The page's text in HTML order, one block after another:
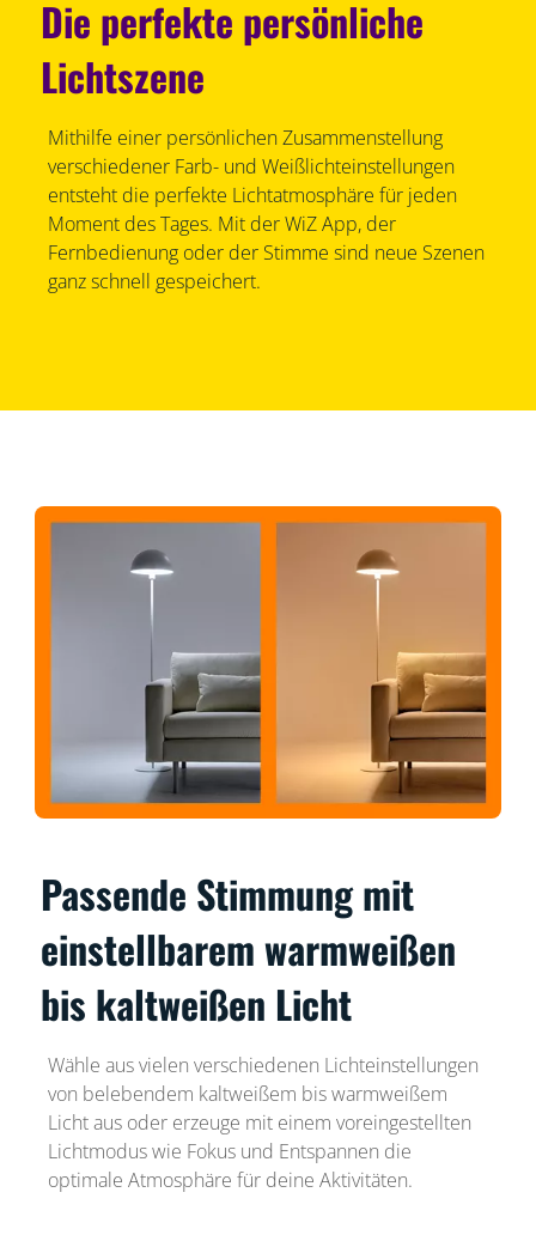
Die perfekte persönliche
Lichtszene
Mithilfe einer persönlichen Zusammenstellung
verschiedener Farb- und Weißlichteinstellungen
entsteht die perfekte Lichtatmosphäre für jeden
Moment des Tages. Mit der WiZ App, der
Fernbedienung oder der Stimme sind neue Szenen
ganz schnell gespeichert.
Passende Stimmung mit
einstellbarem warmweißen
bis kaltweißen Licht
Wähle aus vielen verschiedenen Lichteinstellungen
von belebendem kaltweißem bis warmweißem
Licht aus oder erzeuge mit einem voreingestellten
Lichtmodus wie Fokus und Entspannen die
optimale Atmosphäre für deine Aktivitäten.